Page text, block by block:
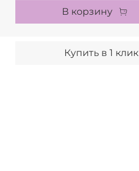
В корзину
Купить в 1 клик